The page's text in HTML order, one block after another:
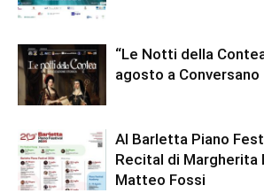
“Le Notti della
agosto a Conversano
Al Barletta Piano
Recital di Margherita
Matteo Fossi